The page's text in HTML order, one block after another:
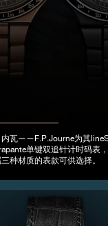
内瓦——F.P.Journe为其
单键双追针计时码表
种材质的表款可供选择。